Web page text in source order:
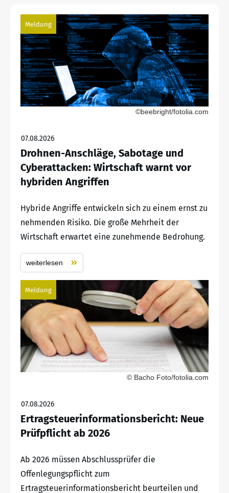
Meldung
©beebright/fotolia.com
07.08.2026
Drohnen-Anschläge, Sabotage und
Cyberattacken: Wirtschaft warnt vor
hybriden Angriffen
Hybride Angriffe entwickeln sich zu einem ernst zu
nehmenden Risiko. Die große Mehrheit der
Wirtschaft erwartet eine zunehmende Bedrohung.
weiterlesen
Meldung
© Bacho Foto/fotolia.com
07.08.2026
Ertragsteuerinformationsbericht: Neue
Prüfpflicht ab 2026
Ab 2026 müssen Abschlussprüfer die
Offenlegungspflicht zum
Ertragsteuerinformationsbericht beurteilen und